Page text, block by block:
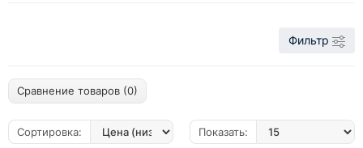
Фильтр
Сравнение товаров (0)
Сортировка: Показать: